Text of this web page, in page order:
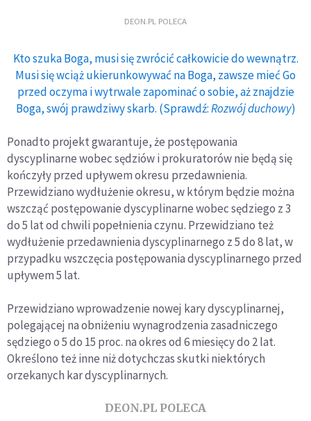
DEON.PL POLECA
Kto szuka Boga, musi się zwrócić całkowicie do wewnątrz.
Musi się wciąż ukierunkowywać na Boga, zawsze mieć Go
przed oczyma i wytrwale zapominać o sobie, aż znajdzie
Boga, swój prawdziwy skarb. (Sprawdź:Rozwój duchowy)
Ponadto projekt gwarantuje, że postępowania
dyscyplinarne wobec sędziów i prokuratorów nie będą się
kończyły przed upływem okresu przedawnienia.
Przewidziano wydłużenie okresu, w którym będzie można
wszcząć postępowanie dyscyplinarne wobec sędziego z 3
do 5 lat od chwili popełnienia czynu. Przewidziano też
wydłużenie przedawnienia dyscyplinarnego z 5 do 8 lat, w
przypadku wszczęcia postępowania dyscyplinarnego przed
upływem 5 lat.
Przewidziano wprowadzenie nowej kary dyscyplinarnej,
polegającej na obniżeniu wynagrodzenia zasadniczego
sędziego o 5 do 15 proc. na okres od 6 miesięcy do 2 lat.
Określono też inne niż dotychczas skutki niektórych
orzekanych kar dyscyplinarnych.
DEON.PL POLECA